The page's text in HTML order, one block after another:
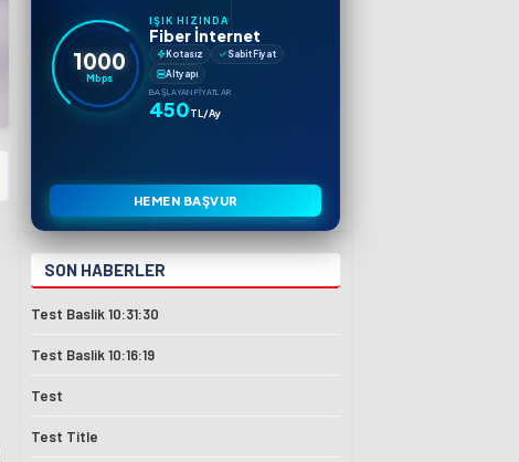
1000
Mbps
IŞIK HIZINDA
Fiber İnternet
Kotasız
Sabit Fiyat
Altyapı
BAŞLAYAN FIYATLAR
450TL/Ay
HEMEN BAŞVUR
SON HABERLER
Test Baslik 10:31:30
Test Baslik 10:16:19
Test
Test Title